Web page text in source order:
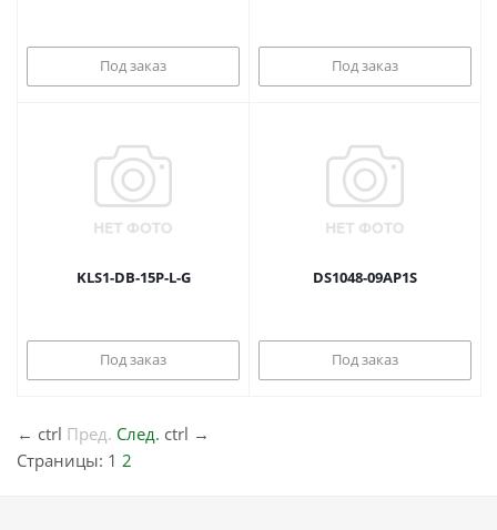
Под заказ Под заказ
KLS1-DB-15P-L-G
Под заказ
DS1048-09AP1S
Под заказ
← ctrl Пред. След. ctrl →
Страницы: 1 2